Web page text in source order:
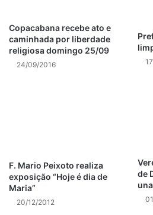
A decisão de conceder a
permaneça no concurso e seja
classificação foi unânime.
Copacabana recebe ato e
caminhada por liberdade
religiosa domingo 25/09
24/09/2016
F. Mario Peixoto realiza
exposição “Hoje é dia de
Maria”
20/12/2012
de